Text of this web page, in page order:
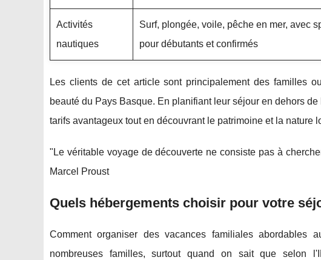
Activités
nautiques
Surf, plongée, voile, pêche en mer, avec
pour débutants et confirmés
Les clients de cet article sont principalement des familles
beauté du Pays Basque. En planifiant leur séjour en dehors
tarifs avantageux tout en découvrant le patrimoine et la nature
"Le véritable voyage de découverte ne consiste pas à
Marcel Proust
Quels hébergements choisir pour votre
Comment organiser des vacances familiales
nombreuses familles, surtout quand on sait que selon